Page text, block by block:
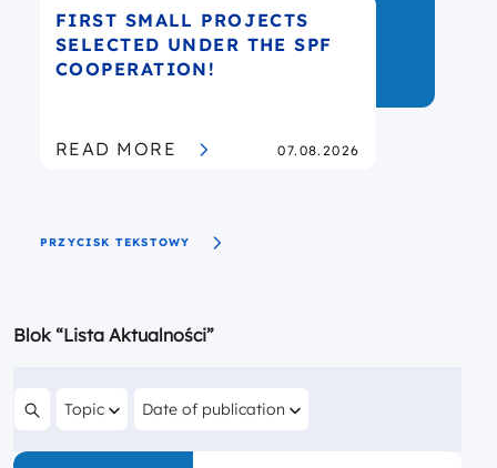
FIRST SMALL PROJECTS
SELECTED UNDER THE SPF
COOPERATION!
READ MORE PUBLISHED
07.08.2026
PRZYCISK TEKSTOWY
Blok “Lista Aktualności”
Filter by
Topic Filter by
Date of publication